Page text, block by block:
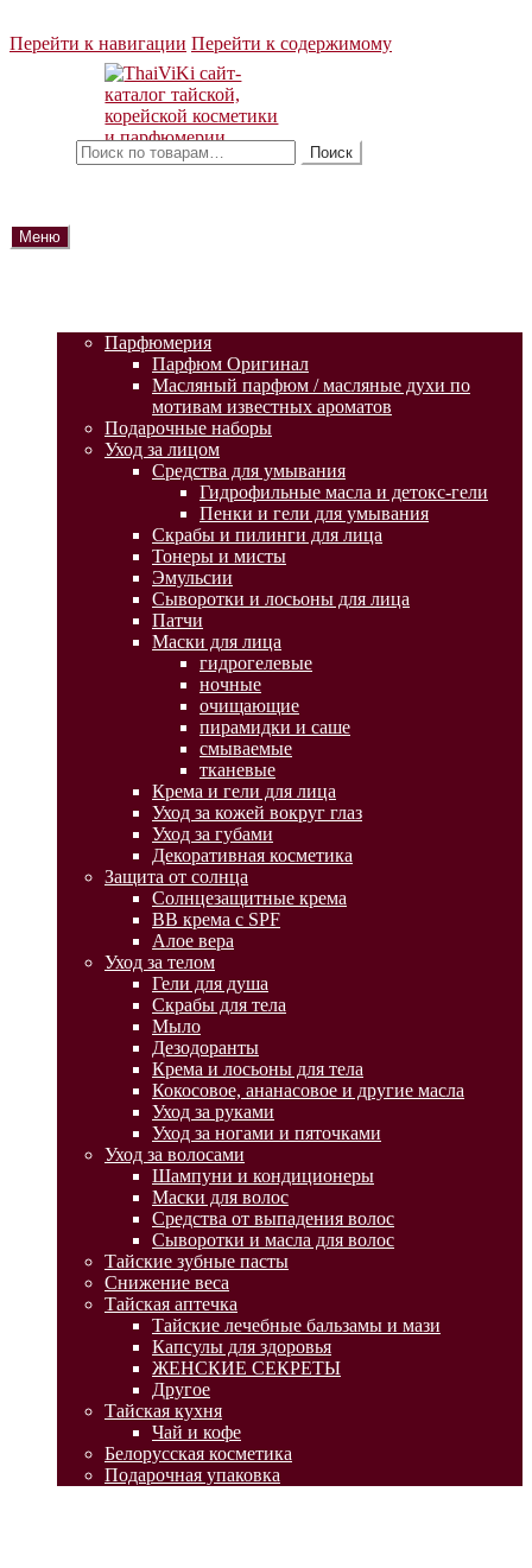
Перейти к навигации Перейти к содержимому
Поиск
Меню
Парфюмерия
Парфюм Оригинал
Масляный парфюм / масляные духи по
мотивам известных ароматов
Подарочные наборы
Уход за лицом
Средства для умывания
Гидрофильные масла и детокс-гели
Пенки и гели для умывания
Скрабы и пилинги для лица
Тонеры и мисты
Эмульсии
Сыворотки и лосьоны для лица
Патчи
Маски для лица
гидрогелевые
ночные
очищающие
пирамидки и саше
смываемые
тканевые
Крема и гели для лица
Уход за кожей вокруг глаз
Уход за губами
Декоративная косметика
Защита от солнца
Солнцезащитные крема
BB крема с SPF
Алое вера
Уход за телом
Гели для душа
Скрабы для тела
Мыло
Дезодоранты
Крема и лосьоны для тела
Кокосовое, ананасовое и другие масла
Уход за руками
Уход за ногами и пяточками
Уход за волосами
Шампуни и кондиционеры
Маски для волос
Средства от выпадения волос
Сыворотки и масла для волос
Тайские зубные пасты
Снижение веса
Тайская аптечка
Тайские лечебные бальзамы и мази
Капсулы для здоровья
ЖЕНСКИЕ СЕКРЕТЫ
Другое
Тайская кухня
Чай и кофе
Белорусская косметика
Подарочная упаковка